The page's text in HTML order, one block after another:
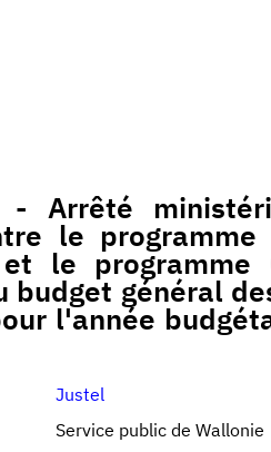
- Arrêté
le
le
budget général
l'année
Justel
Service public de Wallonie